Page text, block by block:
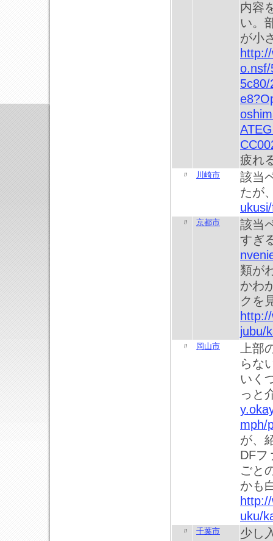
内容
い。
が小
o.nsf/
疲れ
〃 川崎市
該当
たが
〃 京都市
該当
すぎ
類が
かわ
クを
jubu/
〃 岡山市
上部
らな
いく
っと
mph/
が、
DFフ
ごと
かも
uku/
〃 千葉市
少し